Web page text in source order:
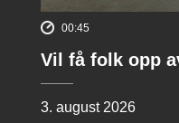
00:45
Vil få folk opp
3. august 2026